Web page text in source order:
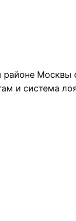
районе Москвы
и система